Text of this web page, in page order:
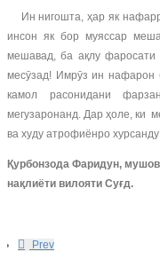
Ин нигошта, ҳар як
инсон як бор муяссар
мешавад, ба ақлу
месӯзад! Имрӯз ин нафарон
камол расонидани
мегузаронанд. Дар ҳоле, ки
ва худу атрофиёнро
Қурбонзода Фаридун,
нақлиёти вилояти Суғд.
Prev